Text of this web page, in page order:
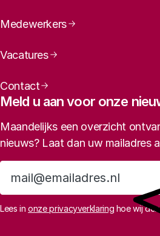
Medewerkers
Vacatures
Contact
Meld u aan voor onze
Maandelijks een overzicht
nieuws? Laat dan uw mailadres
Lees inonze privacyverklaring hoe wij